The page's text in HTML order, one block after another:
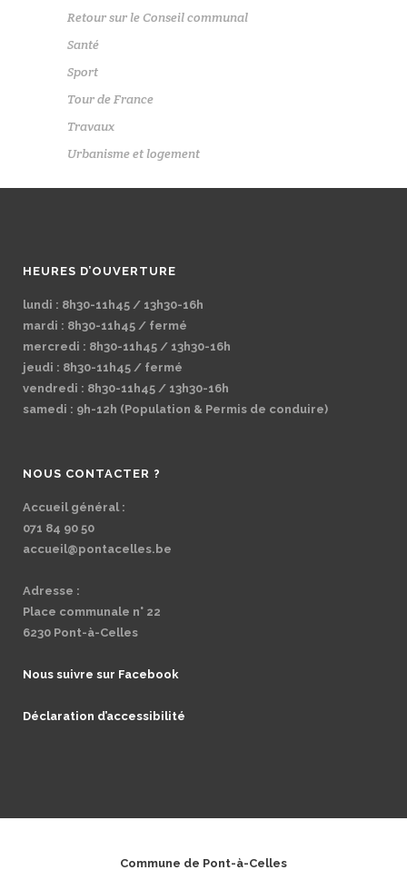
Retour sur le Conseil communal
Santé
Sport
Tour de France
Travaux
Urbanisme et logement
HEURES D’OUVERTURE
lundi : 8h30-11h45 / 13h30-16h
mardi : 8h30-11h45 / fermé
mercredi : 8h30-11h45 / 13h30-16h
jeudi : 8h30-11h45 / fermé
vendredi : 8h30-11h45 / 13h30-16h
samedi : 9h-12h (Population & Permis de conduire)
NOUS CONTACTER ?
Accueil général :
071 84 90 50
accueil@pontacelles.be
Adresse :
Place communale n° 22
6230 Pont-à-Celles
Nous suivre sur Facebook
Déclaration d’accessibilité
Commune de Pont-à-Celles